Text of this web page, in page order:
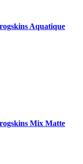
Aquatique
Mix Matte